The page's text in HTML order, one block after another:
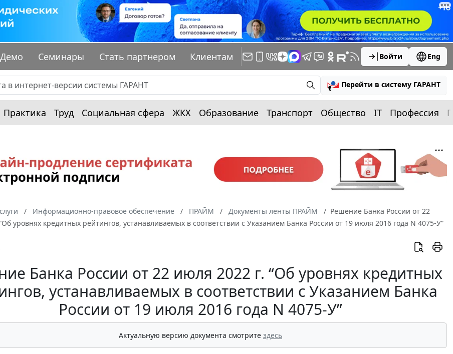
Демо Семинары Стать партнером Клиентам Войти Eng
Перейти в систему ГАРАНТ
Практика Труд Социальная сфера ЖКХ Образование Транспорт Общество IT Профессия
Информационно-правовое обеспечение ПРАЙМ Документы ленты ПРАЙМ
Решение Банка России от 22
уровнях кредитных рейтингов, устанавливаемых в соответствии с Указанием Банка России от 19 июля 2016 года N 4075-У”
Банка России от 22 июля 2022 г. “Об уровнях кредитных
устанавливаемых в соответствии с Указанием Банка
России от 19 июля 2016 года N 4075-У”
Актуальную версию документа смотрите здесь